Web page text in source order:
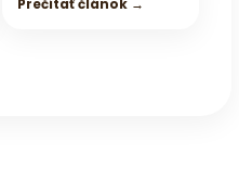
Prečítať článok →